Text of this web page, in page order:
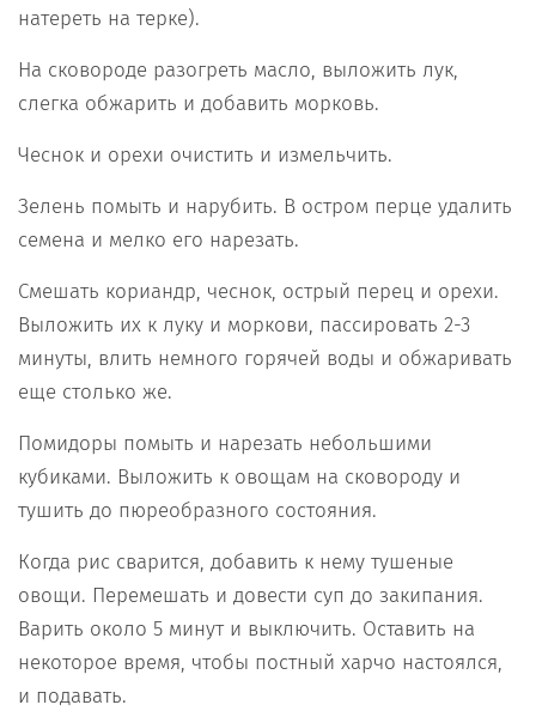
натереть на терке).
На сковороде разогреть масло, выложить лук,
слегка обжарить и добавить морковь.
Чеснок и орехи очистить и измельчить.
Зелень помыть и нарубить. В остром перце удалить
семена и мелко его нарезать.
Смешать кориандр, чеснок, острый перец и орехи.
Выложить их к луку и моркови, пассировать 2-3
минуты, влить немного горячей воды и обжаривать
еще столько же.
Помидоры помыть и нарезать небольшими
кубиками. Выложить к овощам на сковороду и
тушить до пюреобразного состояния.
Когда рис сварится, добавить к нему тушеные
овощи. Перемешать и довести суп до закипания.
Варить около 5 минут и выключить. Оставить на
некоторое время, чтобы постный харчо настоялся,
и подавать.